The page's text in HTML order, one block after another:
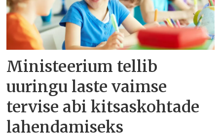
Ministeerium tellib
uuringu laste vaimse
tervise abi kitsaskohtade
lahendamiseks